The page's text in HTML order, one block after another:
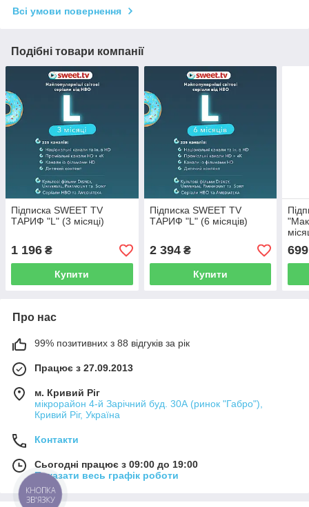
Всі умови повернення
Подібні товари компанії
Підписка SWEET TV
ТАРИФ "L" (3 місяці)
1 196 ₴
Купити
Підписка SWEET TV
ТАРИФ "L" (6 місяців)
2 394₴
Купити
699
Про нас
99% позитивних з 88 відгуків за рік
Працює з 27.09.2013
м. Кривий Ріг
мікрорайон 4-й Зарічний буд. 30А (ринок "Габро"),
Кривий Ріг, Україна
Контакти
Сьогодні працює з 09:00 до 19:00
Показати весь графік роботи
КНОПКА
ЗВ'ЯЗКУ